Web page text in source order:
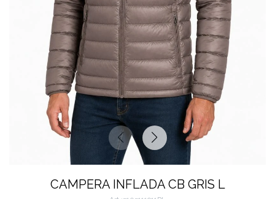
CAMPERA INFLADA CB GRIS L